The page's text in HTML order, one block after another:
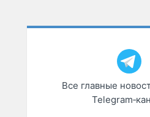
Все главные